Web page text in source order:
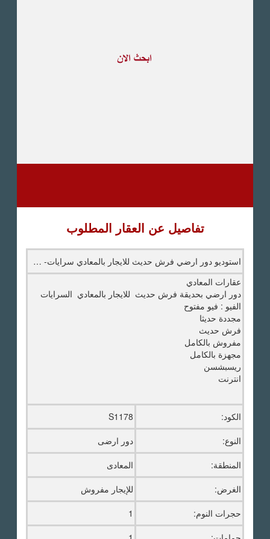
تفاصيل عن العقار المطلوب
استوديو دور ارضي فرش حديث للايجار بالمعادي سرايات- عقارات المعادي
عقارات المعادي
دور ارضي بحديقة فرش حديث للايجار بالمعادي السرايات
الفيو : فيو مفتوح
مجددة حديثا
فرش حديث
مفروش بالكامل
مجهزة بالكامل
ريسبشسن
انترنت
الكود:
S1178
النوع:
دور ارضى
المنطقة:
المعادى
الغرض:
للإيجار مفروش
حجرات النوم:
1